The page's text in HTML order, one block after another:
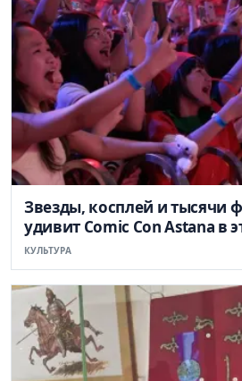
Звезды, косплей и тысячи
удивит Comic Con Astana в
КУЛЬТУРА